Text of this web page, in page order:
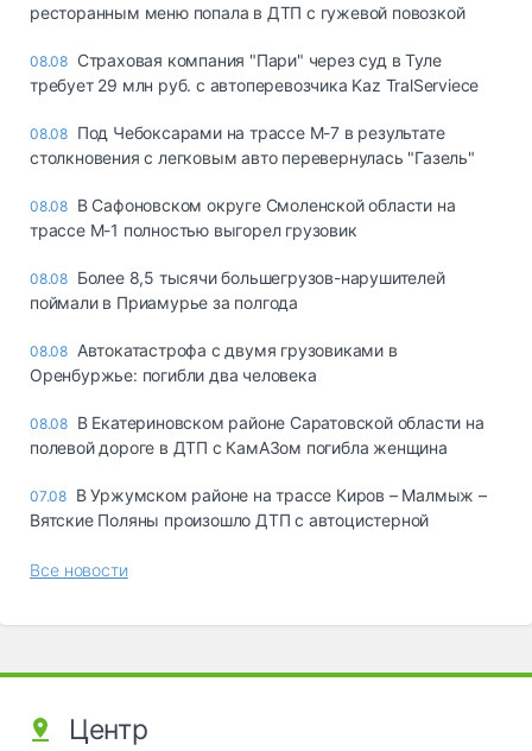
ресторанным меню попала в ДТП с гужевой повозкой
08.08 Страховая компания "Пари" через суд в Туле
требует 29 млн руб. с автоперевозчика Kaz TralServiece
08.08 Под Чебоксарами на трассе М-7 в результате
столкновения с легковым авто перевернулась "Газель"
08.08 В Сафоновском округе Смоленской области на
трассе М-1 полностью выгорел грузовик
08.08 Более 8,5 тысячи большегрузов-нарушителей
поймали в Приамурье за полгода
08.08 Автокатастрофа с двумя грузовиками в
Оренбуржье: погибли два человека
08.08 В Екатериновском районе Саратовской области на
полевой дороге в ДТП с КамАЗом погибла женщина
07.08 В Уржумском районе на трассе Киров – Малмыж –
Вятские Поляны произошло ДТП с автоцистерной
Все новости
Центр